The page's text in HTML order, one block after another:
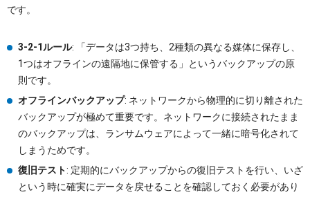
です。
3-2-1ルール: 「データは3つ持ち、2種類の異なる媒体に保存し、
1つはオフラインの遠隔地に保管する」というバックアップの原
則です。
オフラインバックアップ: ネットワークから物理的に切り離された
バックアップが極めて重要です。ネットワークに接続されたまま
のバックアップは、ランサムウェアによって一緒に暗号化されて
しまうためです。
復旧テスト: 定期的にバックアップからの復旧テストを行い、いざ
という時に確実にデータを戻せることを確認しておく必要があり